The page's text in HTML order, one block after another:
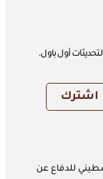
أول باول.
للدفاع عن